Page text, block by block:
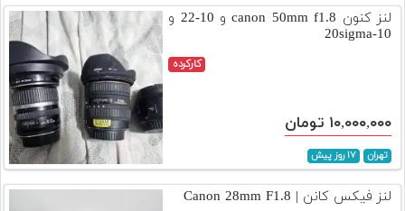
لنز کنون canon 50mm f1.8 و 10-22 و
10-20sigma
کارکرده
۱۰,۰۰۰,۰۰۰ تومان
تهران ۱۷ روز پیش
لنز فیکس کانن | Canon 28mm F1.8